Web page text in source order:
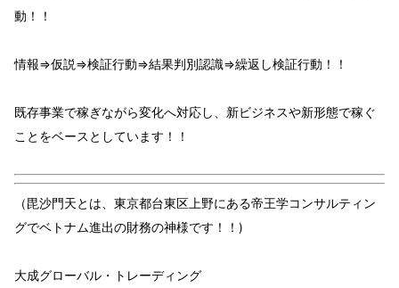
動！！
情報⇒仮説⇒検証行動⇒結果判別認識⇒繰返し検証行動！！
既存事業で稼ぎながら変化へ対応し、 新ビジネスや新形態で稼ぐ
ことをベース としています！！
（毘沙門天とは、東京都台東区上野にある帝王学コンサルティン
グでベトナム進出の財務の神様です！！)
大成グローバル・トレーディング